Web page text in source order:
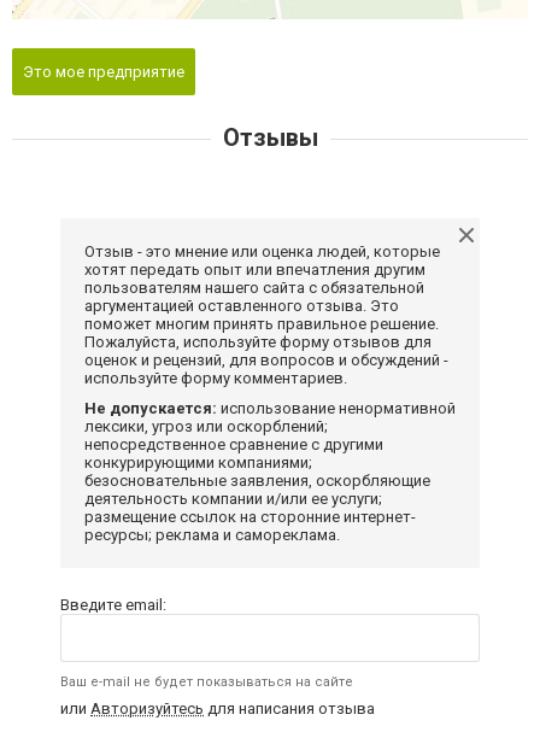
Это мое предприятие
Отзывы
Отзыв - это мнение или оценка людей, которые
хотят передать опыт или впечатления другим
пользователям нашего сайта с обязательной
аргументацией оставленного отзыва. Это
поможет многим принять правильное решение.
Пожалуйста, используйте форму отзывов для
оценок и рецензий, для вопросов и обсуждений -
используйте форму комментариев.
Не допускается: использование ненормативной
лексики, угроз или оскорблений;
непосредственное сравнение с другими
конкурирующими компаниями;
безосновательные заявления, оскорбляющие
деятельность компании и/или ее услуги;
размещение ссылок на сторонние интернет-
ресурсы; реклама и самореклама.
Введите email:
Ваш e-mail не будет показываться на сайте
или Авторизуйтесь для написания отзыва